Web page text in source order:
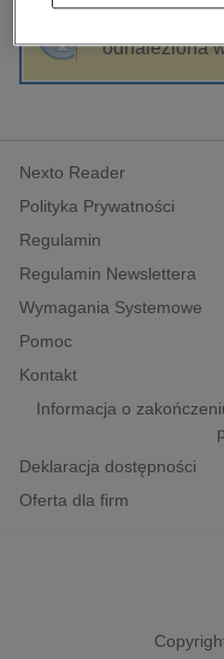
edukacja
hobby, sport,
komputery,
polityka,
psychologiczne
inne
popularno-
historia
odnaleziona
Nexto Reader
Polityka Prywatności
Regulamin
Regulamin Newslettera
Wymagania Systemowe
Pomoc
Kontakt
Informacja o
Deklaracja dostępności
Oferta dla firm